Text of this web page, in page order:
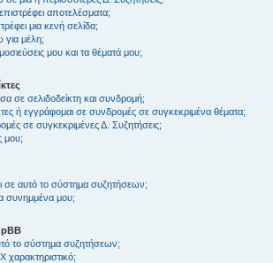
αποτελέσματα;
μια κενή σελίδα;
μέλη;
μου και τα θέματά μου;
σε σελιδοδείκτη και συνδρομή;
ή εγγράφομαι σε συνδρομές σε συγκεκριμένα θέματα;
σε συγκεκριμένες Δ. Συζητήσεις;
μου;
σε αυτό το σύστημα συζητήσεων;
μου;
το σύστημα συζητήσεων;
Χ χαρακτηριστικό;